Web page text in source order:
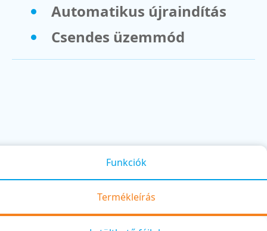
Automatikus újraindítás
Csendes üzemmód
Funkciók
Termékleírás